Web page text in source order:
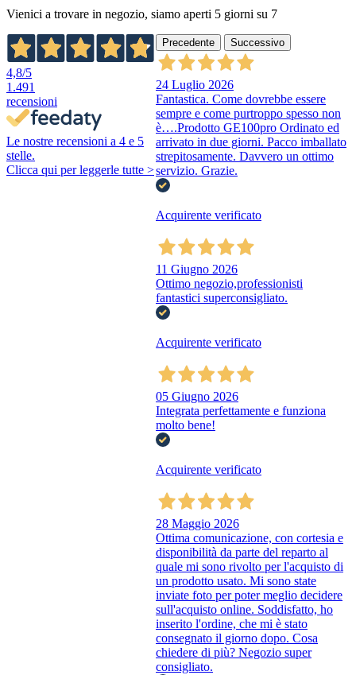
Vienici a trovare in negozio, siamo aperti 5 giorni su 7
4,8/5
1.491
recensioni
Le nostre recensioni a 4 e 5
stelle.
Clicca qui per leggerle tutte >
Precedente Successivo
24 Luglio 2026
Fantastica. Come dovrebbe essere
sempre e come purtroppo spesso non
è….Prodotto GE100pro Ordinato ed
arrivato in due giorni. Pacco imballato
strepitosamente. Davvero un ottimo
servizio. Grazie.
Acquirente verificato
11 Giugno 2026
Ottimo negozio,professionisti
fantastici superconsigliato.
Acquirente verificato
05 Giugno 2026
Integrata perfettamente e funziona
molto bene!
Acquirente verificato
28 Maggio 2026
Ottima comunicazione, con cortesia e
disponibilità da parte del reparto al
quale mi sono rivolto per l'acquisto di
un prodotto usato. Mi sono state
inviate foto per poter meglio decidere
sull'acquisto online. Soddisfatto, ho
inserito l'ordine, che mi è stato
consegnato il giorno dopo. Cosa
chiedere di più? Negozio super
consigliato.